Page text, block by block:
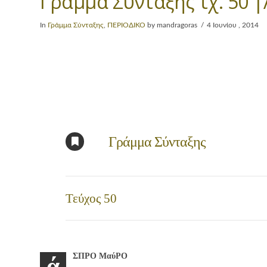
In Γράμμα Σύνταξης ΠΕΡΙΟΔΙΚΟ by mandragoras 4 Ιουνίου , 2014
Γράμμα Σύνταξης
Τεύχος 50
ΣΠΡΟ ΜαύΡΟ